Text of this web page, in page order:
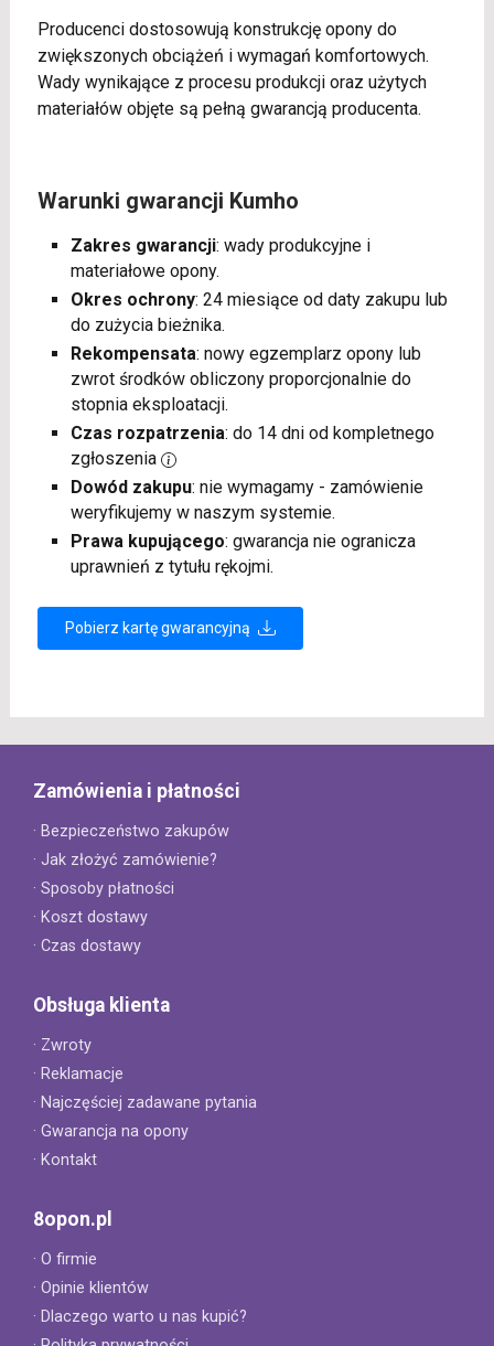
Producenci dostosowują konstrukcję opony do
zwiększonych obciążeń i wymagań komfortowych.
Wady wynikające z procesu produkcji oraz użytych
materiałów objęte są pełną gwarancją producenta.
Warunki gwarancji Kumho
Zakres gwarancji: wady produkcyjne i
materiałowe opony.
Okres ochrony: 24 miesiące od daty zakupu lub
do zużycia bieżnika.
Rekompensata: nowy egzemplarz opony lub
zwrot środków obliczony proporcjonalnie do
stopnia eksploatacji.
Czas rozpatrzenia: do 14 dni od kompletnego
zgłoszenia
Dowód zakupu: nie wymagamy - zamówienie
weryfikujemy w naszym systemie.
Prawa kupującego: gwarancja nie ogranicza
uprawnień z tytułu rękojmi.
Pobierz kartę gwarancyjną
Zamówienia i płatności
· Bezpieczeństwo zakupów
· Jak złożyć zamówienie?
· Sposoby płatności
· Koszt dostawy
· Czas dostawy
Obsługa klienta
· Zwroty
· Reklamacje
· Najczęściej zadawane pytania
· Gwarancja na opony
· Kontakt
8opon.pl
· O firmie
· Opinie klientów
· Dlaczego warto u nas kupić?